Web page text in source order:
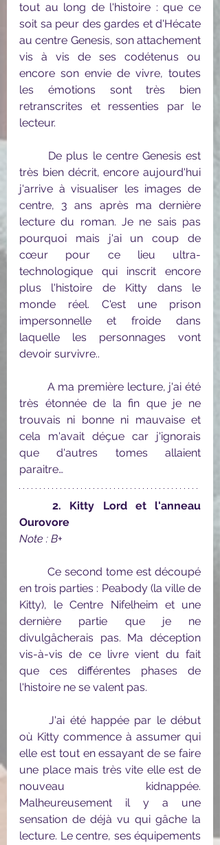
tout au long de l'histoire : que ce
soit sa peur des gardes et d'Hécate
au centre Genesis, son attachement
vis à vis de ses codétenus ou
encore son envie de vivre, toutes
les émotions sont très bien
retranscrites et ressenties par le
lecteur.
très bien décrit, encore aujourd'hui
j'arrive à visualiser les images de
centre, 3 ans après ma dernière
lecture du roman. Je ne sais pas
pourquoi mais j'ai un coup de
cœur pour ce lieu ultra-
technologique qui inscrit encore
plus l'histoire de Kitty dans le
monde réel. C'est une prison
impersonnelle et froide dans
laquelle les personnages vont
devoir survivre..
très étonnée de la fin que je ne
trouvais ni bonne ni mauvaise et
cela m'avait déçue car j'ignorais
que d'autres tomes allaient
paraitre…
2. Kitty Lord et l'anneau
Ourovore
Note : B+
en trois parties : Peabody (la ville de
Kitty), le Centre Nifelheim et une
dernière partie que je ne
divulgâcherais pas. Ma déception
vis-à-vis de ce livre vient du fait
que ces différentes phases de
l'histoire ne se valent pas.
	J'ai été happée par le début
où Kitty commence à assumer qui
elle est tout en essayant de se faire
une place mais très vite elle est de
nouveau kidnappée.
Malheureusement il y a une
sensation de déjà vu qui gâche la
lecture. Le centre, ses équipements